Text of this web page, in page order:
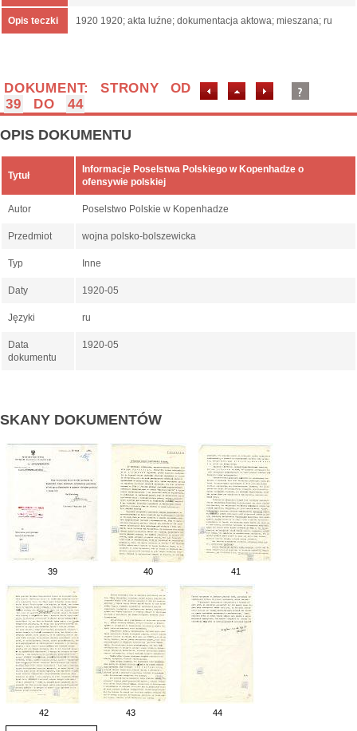
Opis teczki 1920 1920; akta luźne; dokumentacja aktowa; mieszana; ru
DOKUMENT: STRONY OD
39
DO 44
OPIS DOKUMENTU
Tytuł
Informacje Poselstwa Polskiego w Kopenhadze o
ofensywie polskiej
Autor Poselstwo Polskie w Kopenhadze
Przedmiot wojna polsko-bolszewicka
Typ Inne
Daty 1920-05
Języki ru
Data
dokumentu
1920-05
SKANY DOKUMENTÓW
39 40 41
42 43 44